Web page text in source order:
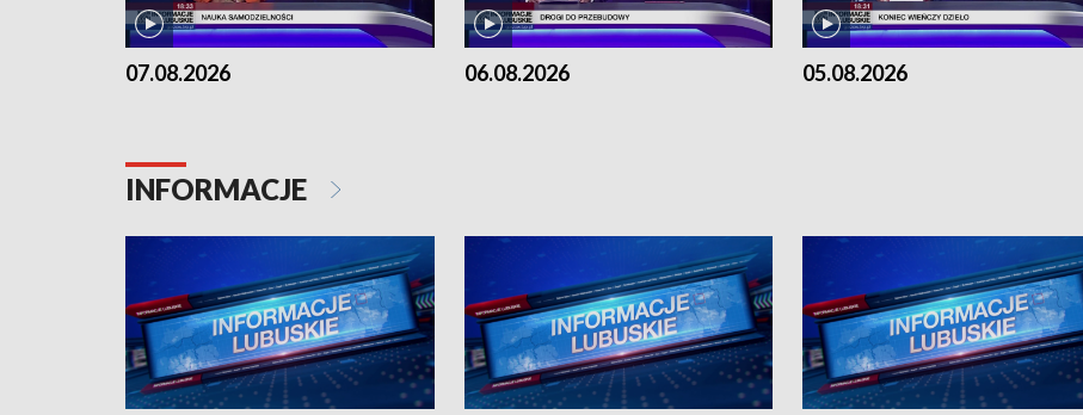
07.08.2026 06.08.2026 05.08.2026
INFORMACJE